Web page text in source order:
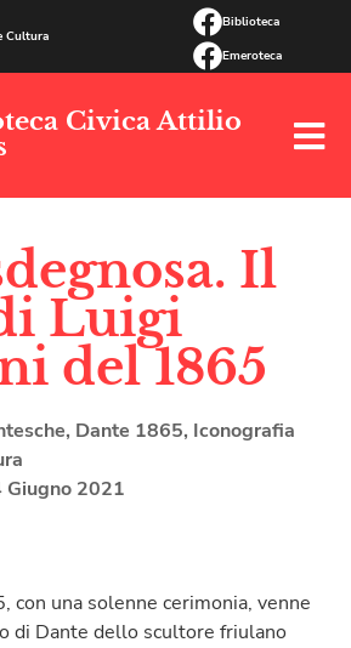
Cultura
Biblioteca
Emeroteca
Civica Attilio
Il
Luigi
del 1865
, Dante 1865, Iconografia
Giugno 2021
con una solenne cerimonia, venne
di Dante dello scultore friulano